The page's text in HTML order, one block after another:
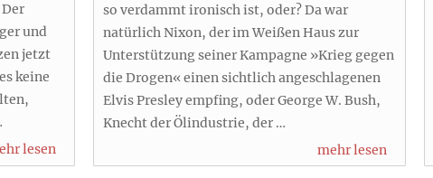
und
jetzt
keine
lesen
so verdammt ironisch ist, oder? Da war
natürlich Nixon, der im Weißen Haus zur
Unterstützung seiner Kampagne »Krieg gegen
die Drogen« einen sichtlich angeschlagenen
Elvis Presley empfing, oder George W. Bush,
Knecht der Ölindustrie, der …
mehr lesen